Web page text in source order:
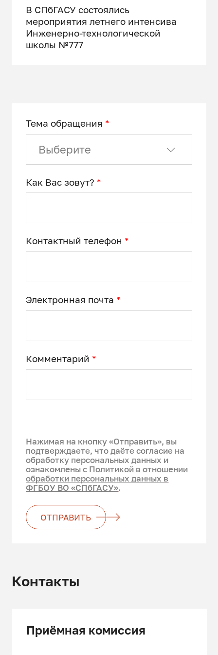
В СПбГАСУ состоялись
мероприятия летнего интенсива
Инженерно-технологической
школы №777
Тема обращения *
Выберите
Как Вас зовут? *
Контактный телефон *
Электронная почта *
Комментарий *
ОТПРАВИТЬ
Нажимая на кнопку «Отправить», вы
подтверждаете, что даёте согласие на
обработку персональных данных и
ознакомлены с Политикой в отношении
обработки персональных данных в
ФГБОУ ВО «СПбГАСУ».
Контакты
Приёмная комиссия